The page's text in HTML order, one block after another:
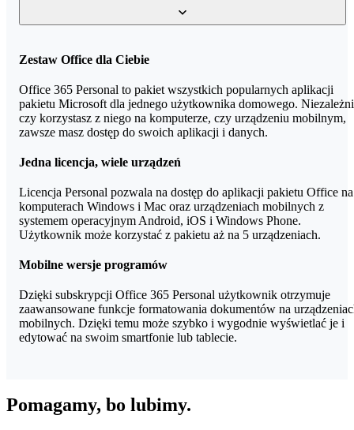
powyżej 10,1 cala (na mniejszych ekranach pełne funkcje są
Tak. home.pl jest autoryzowanym dystrybutorem Microsoft i
otrzymujesz kod aktywacyjny oraz polską fakturę VAT.
Zestaw Office dla Ciebie
Office 365 Personal to pakiet wszystkich popularnych aplikacji
pakietu Microsoft dla jednego użytkownika domowego.
czy korzystasz z niego na komputerze, czy urządzeniu mobilnym,
zawsze masz dostęp do swoich aplikacji i danych.
Jedna licencja, wiele urządzeń
Licencja Personal pozwala na dostęp do aplikacji pakietu Office na
komputerach Windows i Mac oraz urządzeniach mobilnych z
systemem operacyjnym Android, iOS i Windows Phone.
Użytkownik może korzystać z pakietu aż na 5 urządzeniach.
Mobilne wersje programów
Dzięki subskrypcji Office 365 Personal użytkownik otrzymuje
zaawansowane funkcje formatowania dokumentów na
mobilnych. Dzięki temu może szybko i wygodnie wyświetlać je i
edytować na swoim smartfonie lub tablecie.
Pomagamy, bo lubimy.